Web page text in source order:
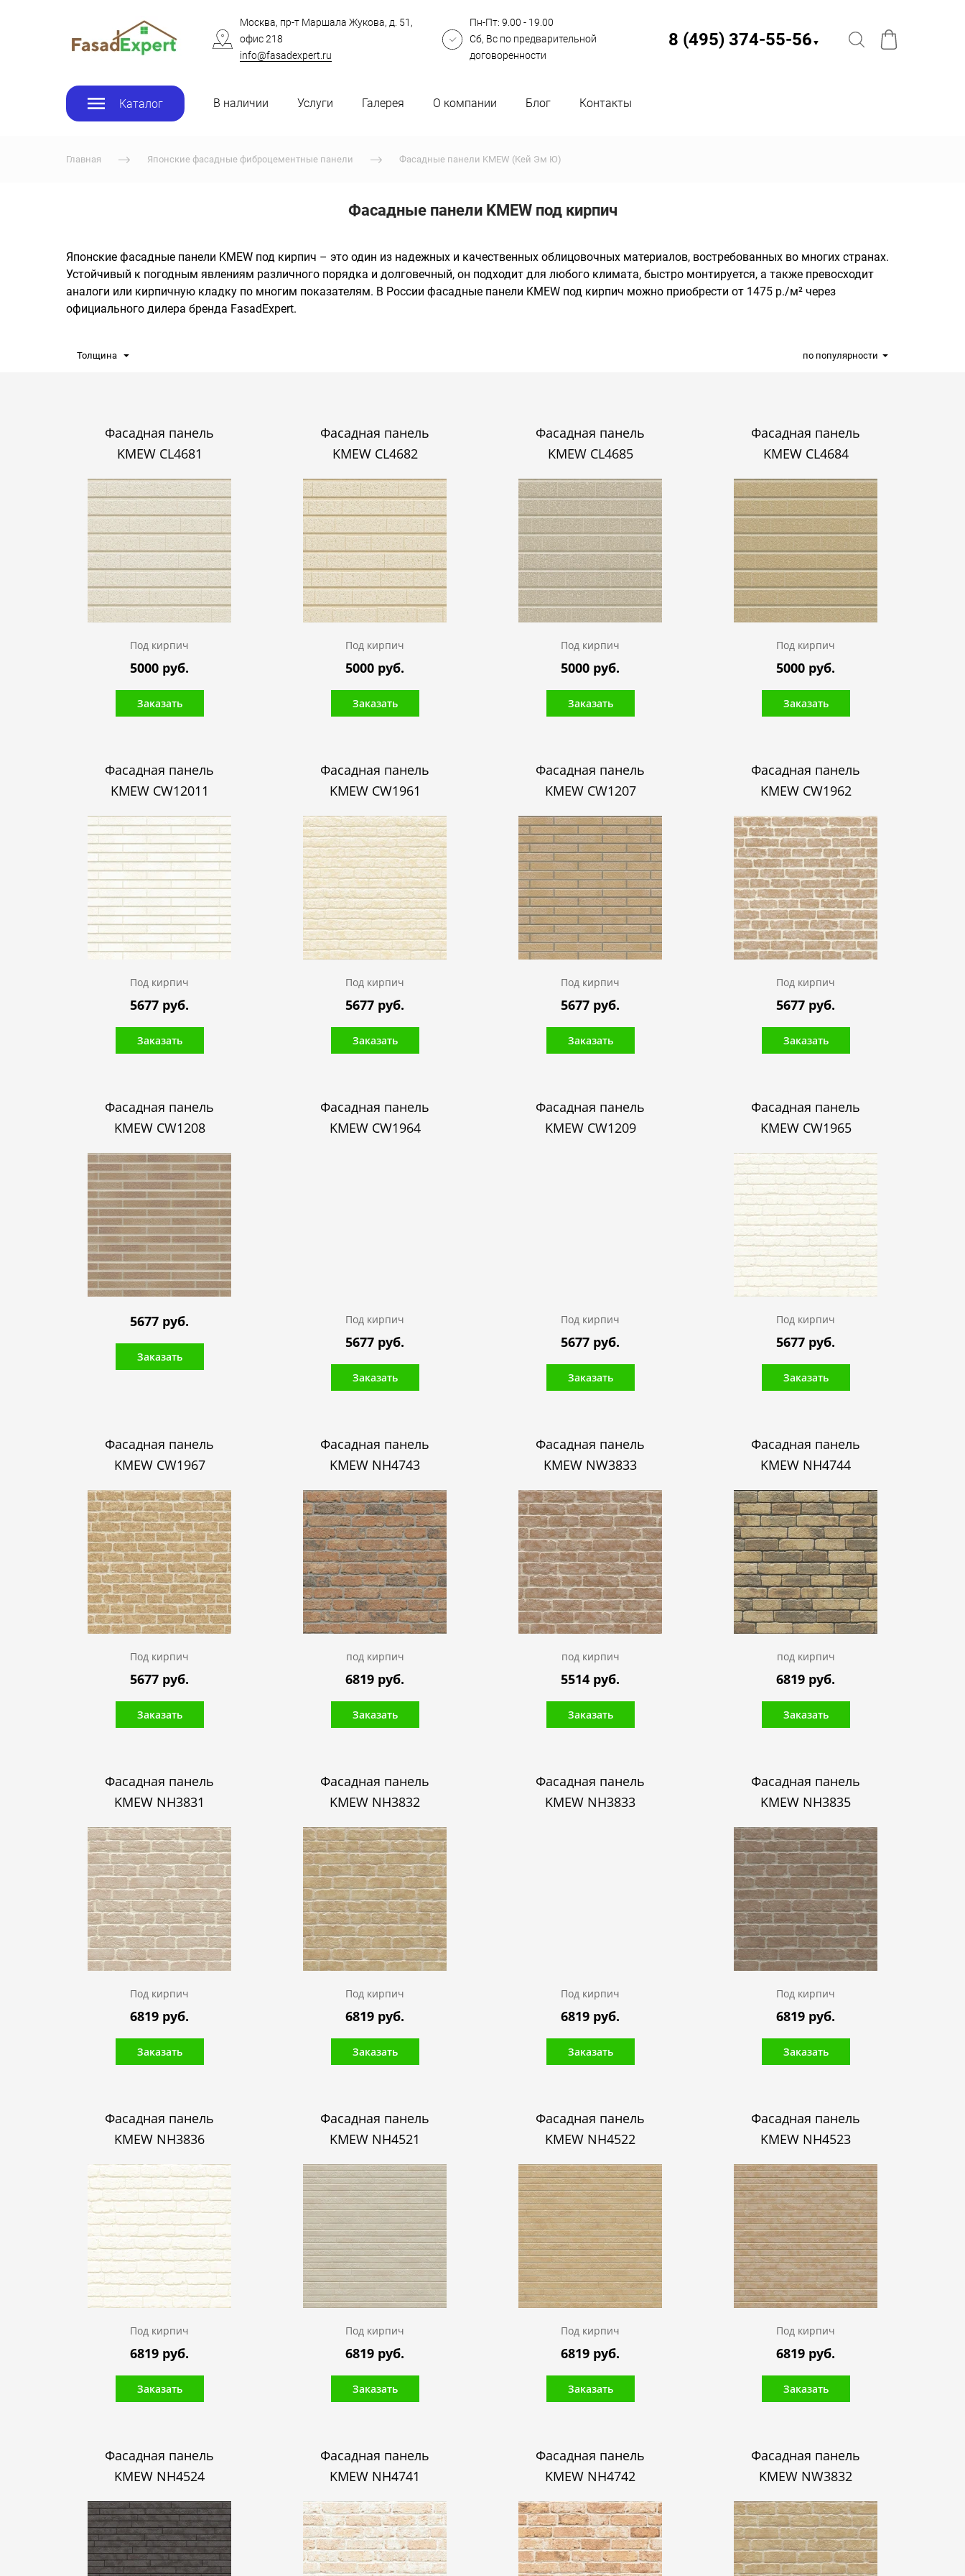
Москва, пр-т Маршала Жукова, д. 51,
офис 218
info@fasadexpert.ru
Пн-Пт: 9.00 - 19.00
Сб, Вс по предварительной
договоренности
8 (495) 374-55-56​ ▼
Каталог В наличии Услуги Галерея О компании Блог Контакты
Главная Японские фасадные фиброцементные панели Фасадные панели KMEW (Кей Эм Ю)
Фасадные панели KMEW под кирпич
Японские фасадные панели KMEW под кирпич – это один из надежных и качественных облицовочных материалов, востребованных во многих странах.
Устойчивый к погодным явлениям различного порядка и долговечный, он подходит для любого климата, быстро монтируется, а также превосходит
аналоги или кирпичную кладку по многим показателям. В России фасадные панели KMEW под кирпич можно приобрести от 1475 р./м² через
официального дилера бренда FasadExpert.
Толщина по популярности
Фасадная панель
KMEW CL4681
Под кирпич
5000 руб.
Заказать
Фасадная панель
KMEW CL4682
Под кирпич
5000 руб.
Заказать
Фасадная панель
KMEW CL4685
Под кирпич
5000 руб.
Заказать
Фасадная панель
KMEW CL4684
Под кирпич
5000 руб.
Заказать
Фасадная панель
KMEW CW12011
Под кирпич
5677 руб.
Заказать
Фасадная панель
KMEW CW1961
Под кирпич
5677 руб.
Заказать
Фасадная панель
KMEW CW1207
Под кирпич
5677 руб.
Заказать
Фасадная панель
KMEW CW1962
Под кирпич
5677 руб.
Заказать
Фасадная панель
KMEW CW1208
5677 руб.
Заказать
Фасадная панель
KMEW CW1964
Под кирпич
5677 руб.
Заказать
Фасадная панель
KMEW CW1209
Под кирпич
5677 руб.
Заказать
Фасадная панель
KMEW CW1965
Под кирпич
5677 руб.
Заказать
Фасадная панель
KMEW CW1967
Под кирпич
5677 руб.
Заказать
Фасадная панель
KMEW NH4743
под кирпич
6819 руб.
Заказать
Фасадная панель
KMEW NW3833
под кирпич
5514 руб.
Заказать
Фасадная панель
KMEW NH4744
под кирпич
6819 руб.
Заказать
Фасадная панель
KMEW NH3831
Под кирпич
6819 руб.
Заказать
Фасадная панель
KMEW NH3832
Под кирпич
6819 руб.
Заказать
Фасадная панель
KMEW NH3833
Под кирпич
6819 руб.
Заказать
Фасадная панель
KMEW NH3835
Под кирпич
6819 руб.
Заказать
Фасадная панель
KMEW NH3836
Под кирпич
6819 руб.
Заказать
Фасадная панель
KMEW NH4521
Под кирпич
6819 руб.
Заказать
Фасадная панель
KMEW NH4522
Под кирпич
6819 руб.
Заказать
Фасадная панель
KMEW NH4523
Под кирпич
6819 руб.
Заказать
Фасадная панель
KMEW NH4524
Фасадная панель
KMEW NH4741
Фасадная панель
KMEW NH4742
Фасадная панель
KMEW NW3832